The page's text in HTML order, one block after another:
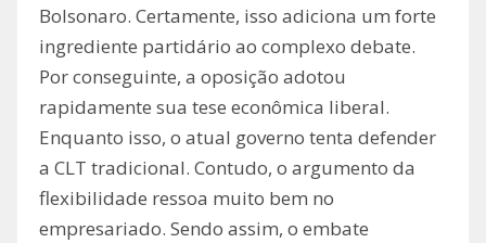
Bolsonaro. Certamente, isso adiciona um forte
ingrediente partidário ao complexo debate.
Por conseguinte, a oposição adotou
rapidamente sua tese econômica liberal.
Enquanto isso, o atual governo tenta defender
a CLT tradicional. Contudo, o argumento da
flexibilidade ressoa muito bem no
empresariado. Sendo assim, o embate